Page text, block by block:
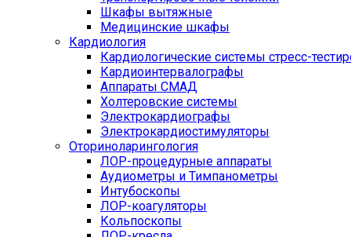
Шкафы вытяжные
Медицинские шкафы
Кардиология
Кардиологические системы стресс-
Кардиоинтервалографы
Аппараты СМАД
Холтеровские системы
Электрокардиографы
Электрокардиостимуляторы
Оториноларингология
ЛОР-процедурные аппараты
Аудиометры и Тимпанометры
Интубоскопы
ЛОР-коагуляторы
Кольпоскопы